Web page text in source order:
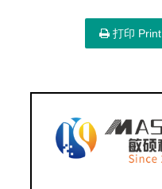
打印 Print